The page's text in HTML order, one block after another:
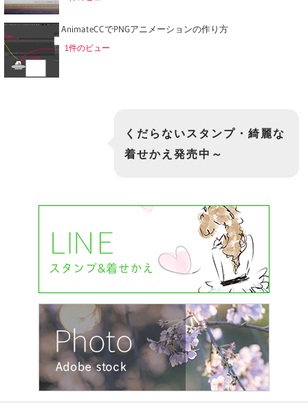
AnimateCCでPNGアニメーションの作り方
1件のビュー
くだらないスタンプ・綺麗な
着せかえ発売中～